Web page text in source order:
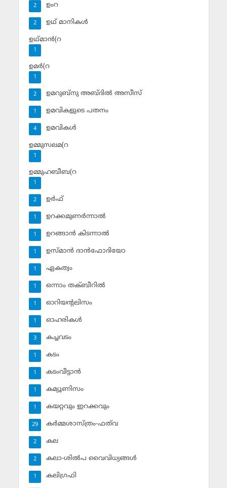
ഉംറ
2
ഉഥ് മാനികള്‍
2
ഉഥ്മാന്‍(റ
1
ഉമര്‍(റ
1
ഉമറുബ്‌നു അബ്ദില്‍ അസീസ്‌
2
ഉമവികളുടെ പതനം
1
ഉമവികള്‍
4
ഉമ്മുസലമ(റ
1
ഉമ്മുഹബീബ(റ
1
ഉര്‍ഫ്
2
ഉറക്കമുണര്‍ന്നാല്‍
1
ഉറങ്ങാന്‍ കിടന്നാല്‍
1
ഉസ്മാന്‍ ദാന്‍ഫോദിയോ
1
ഏകത്വം
1
ഒന്നാം തക്ബീറില്‍
1
ഓറിയന്റലിസം
1
ഓഹരികള്‍
1
കച്ചവടം
3
കടം
1
കടംവീട്ടാന്‍
1
കമ്യൂണിസം
1
കയറ്റവും ഇറക്കവും
1
കര്‍മ്മശാസ്ത്രം-ഫത്‌വ
29
കല
2
കലാ-ശില്‍പ വൈവിധ്യങ്ങള്‍
2
കലിഗ്രഫി
1